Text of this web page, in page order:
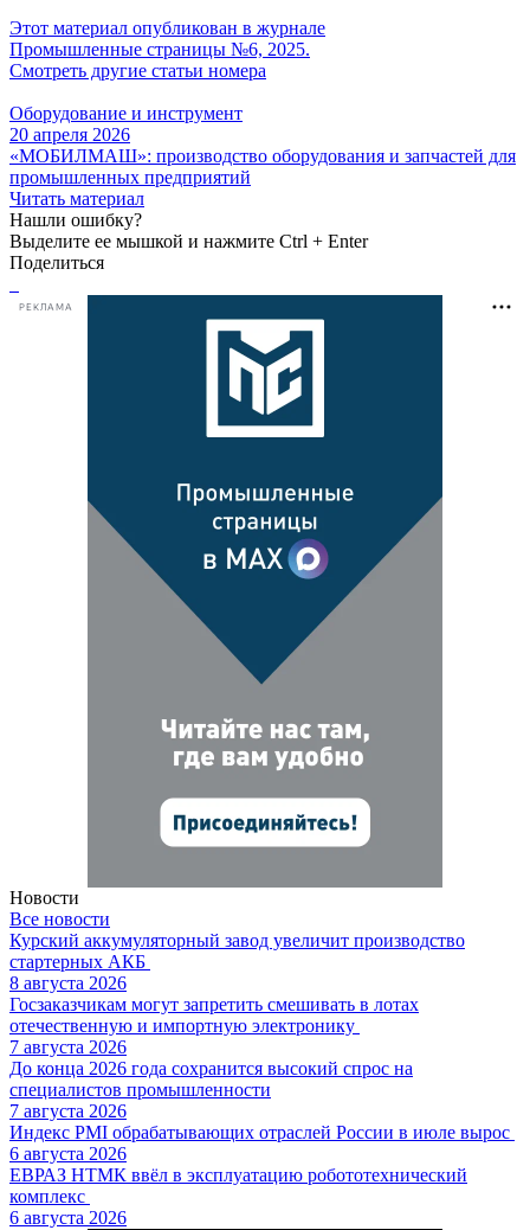
Этот материал опубликован в журнале
Промышленные страницы №6, 2025.
Смотреть другие статьи номера
Оборудование и инструмент
20 апреля 2026
«МОБИЛМАШ»: производство оборудования и запчастей для
промышленных предприятий
Читать материал
Нашли ошибку?
Выделите ее мышкой и нажмите Ctrl + Enter
Поделиться
РЕКЛАМА
Новости
Все новости
Курский аккумуляторный завод увеличит производство
стартерных АКБ
8 августа 2026
Госзаказчикам могут запретить смешивать в лотах
отечественную и импортную электронику
7 августа 2026
До конца 2026 года сохранится высокий спрос на
специалистов промышленности
7 августа 2026
Индекс PMI обрабатывающих отраслей России в июле вырос
6 августа 2026
ЕВРАЗ НТМК ввёл в эксплуатацию робототехнический
комплекс
6 августа 2026